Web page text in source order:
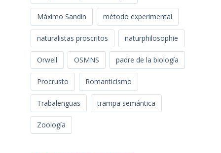
Máximo Sandín método experimental
naturalistas proscritos naturphilosophie
Orwell OSMNS padre de la biología
Procrusto Romanticismo
Trabalenguas trampa semántica
Zoología